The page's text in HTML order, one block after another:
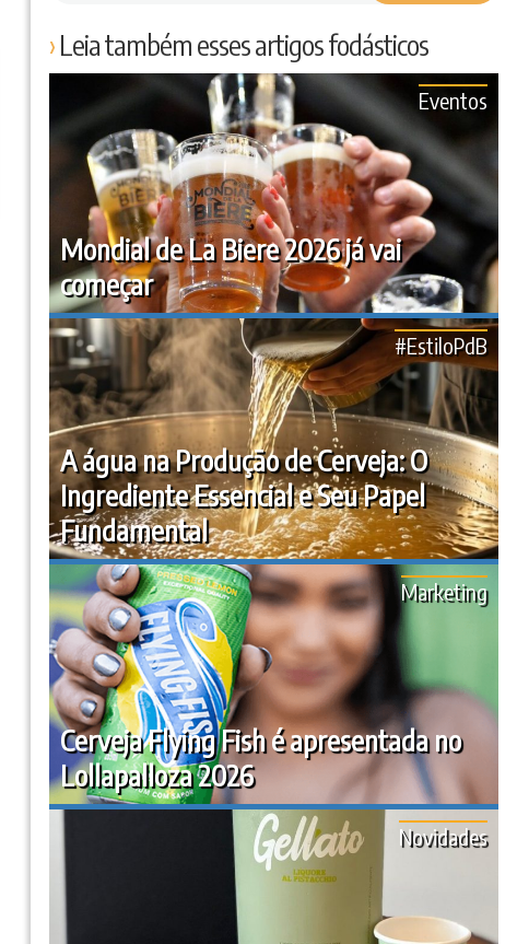
Leia também esses artigos fodásticos
Mondial de La Biere 2026 já vai
começar
Eventos
A água na Produção de Cerveja: O
Ingrediente Essencial e Seu Papel
Fundamental
#EstiloPdB
Cerveja Flying Fish é apresentada no
Lollapalloza 2026
Marketing
Novidades